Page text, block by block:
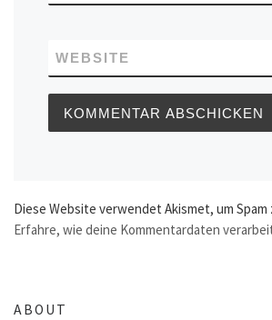
WEBSITE
Diese Website verwendet Akismet, um Spam
Erfahre, wie deine Kommentardaten
ABOUT